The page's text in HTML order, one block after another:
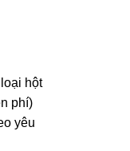
hột
phí)
yêu